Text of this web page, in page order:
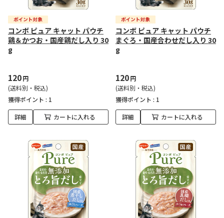
コンボ ピュア キャット パウチ
鶏＆かつお・国産鶏だし入り 30
g
120円
(送料別・税込)
獲得ポイント : 1
詳細 カートに入れる
コンボ ピュア キャット パウチ
まぐろ・国産合わせだし入り 30
g
120円
(送料別・税込)
獲得ポイント : 1
詳細 カートに入れる